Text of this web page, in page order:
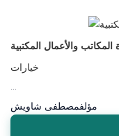
المكاتب والأعمال المكتبية
خيارات
مؤلفمصطفى شاويش